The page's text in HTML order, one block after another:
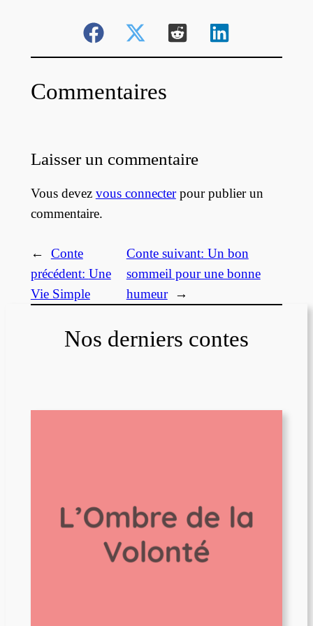
Commentaires
Laisser un commentaire
Vous devez vous connecterpour publier un
commentaire.
←
Conte
précédent: Une
Vie Simple
Conte suivant: Un bon
sommeil pour une bonne
humeur
→
Nos derniers contes